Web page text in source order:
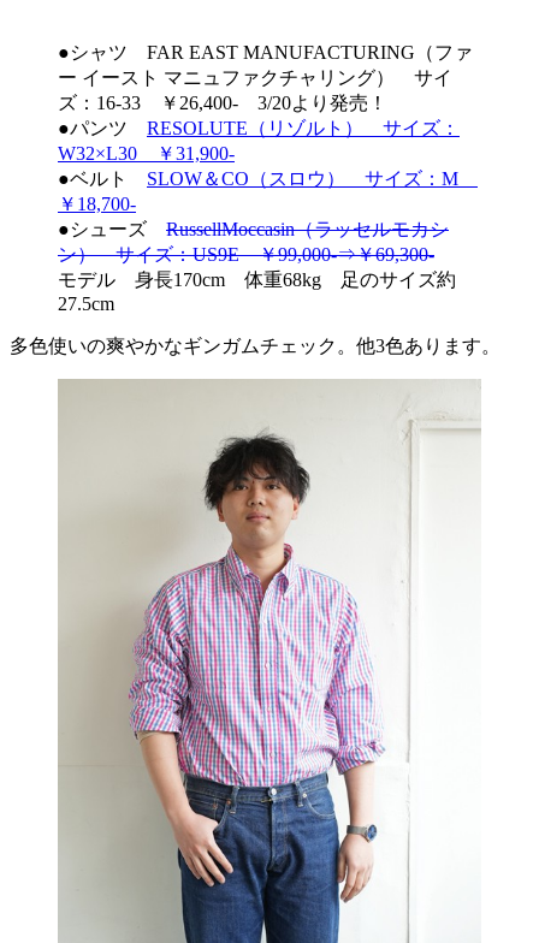
●シャツ FAR EAST MANUFACTURING（ファ
ー イースト マニュファクチャリング） サイ
ズ：16-33 ￥26,400- 3/20より発売！
●パンツ RESOLUTE（リゾルト） サイズ：
W32×L30 ￥31,900-
●ベルト SLOW＆CO（スロウ） サイズ：M
￥18,700-
●シューズ RussellMoccasin（ラッセルモカシ
ン） サイズ：US9E￥99,000-⇒￥69,300-
モデル 身長170cm 体重68kg 足のサイズ約
27.5cm
多色使いの爽やかなギンガムチェック。他3色あります。